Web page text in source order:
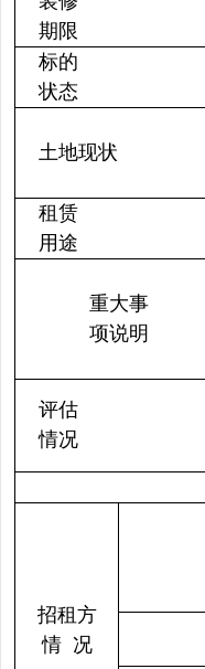
期限
标的
状态
土地现状
租赁
用途
重大事
项说明
评估
情况
招租方
情 况